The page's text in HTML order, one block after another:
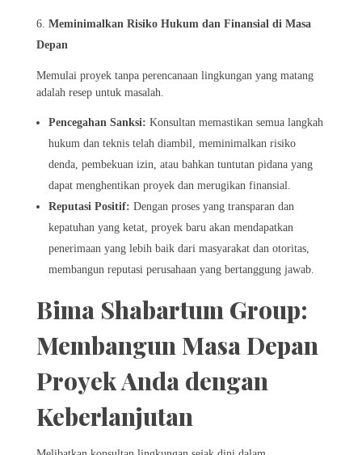
Meminimalkan Risiko Hukum dan Finansial di Masa
Depan
Memulai proyek tanpa perencanaan lingkungan yang matang
adalah resep untuk masalah.
Pencegahan Sanksi: Konsultan memastikan semua langkah
hukum dan teknis telah diambil, meminimalkan risiko
denda, pembekuan izin, atau bahkan tuntutan pidana yang
dapat menghentikan proyek dan merugikan finansial.
Reputasi Positif: Dengan proses yang transparan dan
kepatuhan yang ketat, proyek baru akan mendapatkan
penerimaan yang lebih baik dari masyarakat dan otoritas,
membangun reputasi perusahaan yang bertanggung jawab.
Bima Shabartum Group:
Membangun Masa Depan
Proyek Anda dengan
Keberlanjutan